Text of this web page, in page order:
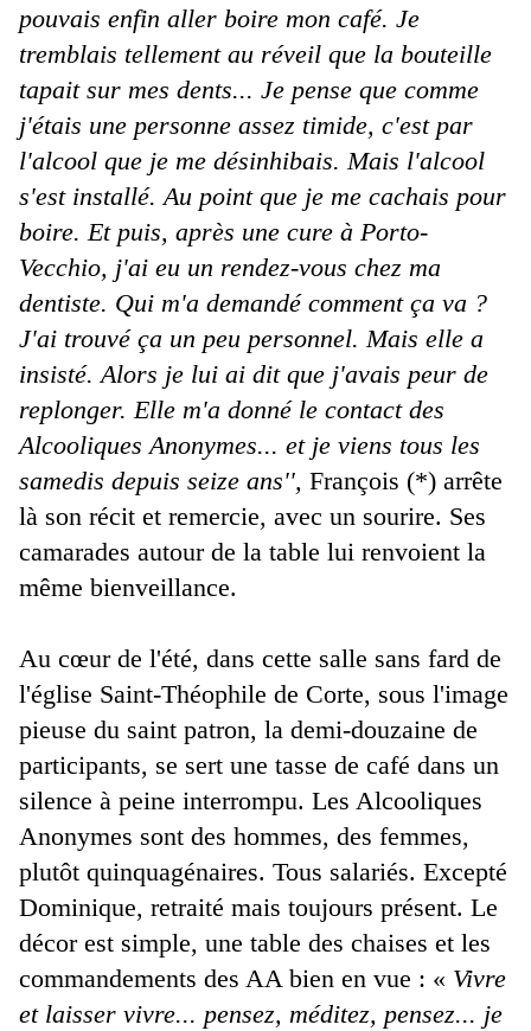
pouvais enfin aller boire mon café. Je
tremblais tellement au réveil que la bouteille
tapait sur mes dents... Je pense que comme
j'étais une personne assez timide, c'est par
l'alcool que je me désinhibais. Mais l'alcool
s'est installé. Au point que je me cachais pour
boire. Et puis, après une cure à Porto-
Vecchio, j'ai eu un rendez-vous chez ma
dentiste. Qui m'a demandé comment ça va ?
J'ai trouvé ça un peu personnel. Mais elle a
insisté. Alors je lui ai dit que j'avais peur de
replonger. Elle m'a donné le contact des
Alcooliques Anonymes... et je viens tous les
samedis depuis seize ans'', François (*) arrête
là son récit et remercie, avec un sourire. Ses
camarades autour de la table lui renvoient la
même bienveillance.
Au cœur de l'été, dans cette salle sans fard de
l'église Saint-Théophile de Corte, sous l'image
pieuse du saint patron, la demi-douzaine de
participants, se sert une tasse de café dans un
silence à peine interrompu. Les Alcooliques
Anonymes sont des hommes, des femmes,
plutôt quinquagénaires. Tous salariés. Excepté
Dominique, retraité mais toujours présent. Le
décor est simple, une table des chaises et les
commandements des AA bien en vue : « Vivre
et laisser vivre... pensez, méditez, pensez... je